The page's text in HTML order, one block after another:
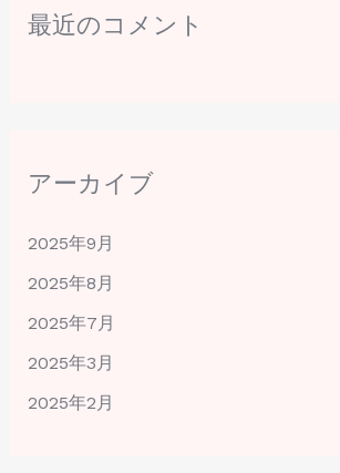
最近のコメント
アーカイブ
2025年9月
2025年8月
2025年7月
2025年3月
2025年2月